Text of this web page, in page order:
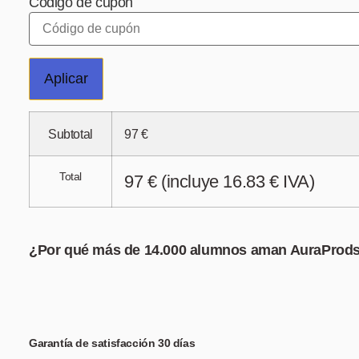
Aplicar
Subtotal 97 €
Total 97 € (incluye 16.83€IVA)
¿Por qué más de 14.000 alumnos aman
Garantía de satisfacción 30 días